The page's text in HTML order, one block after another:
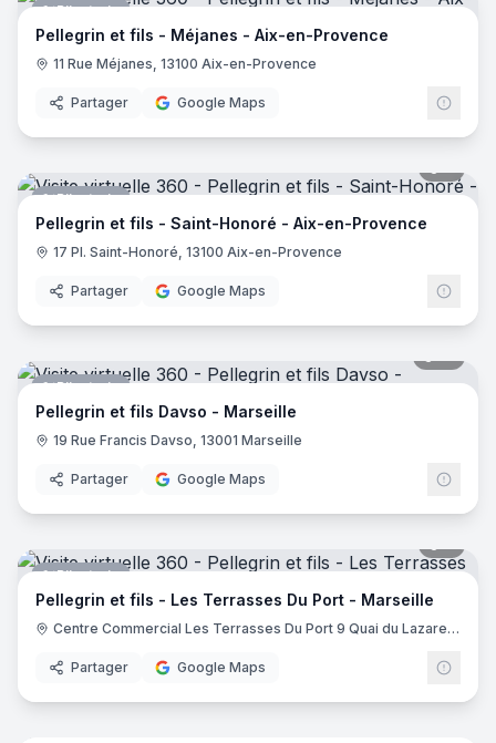
Bijouterie
Pellegrin et fils - Méjanes - Aix-en-Provence
11 Rue Méjanes, 13100 Aix-en-Provence
Partager Google Maps
Bijouterie
Pellegrin et fils - Saint-Honoré - Aix-en-Provence
17 Pl. Saint-Honoré, 13100 Aix-en-Provence
Partager Google Maps
Bijouterie
Pellegrin et fils Davso - Marseille
19 Rue Francis Davso, 13001 Marseille
Partager Google Maps
Bijouterie
Pellegrin et fils - Les Terrasses Du Port - Marseille
Centre Commercial Les Terrasses Du Port 9 Quai du Lazaret, 13002 Marseille
Partager Google Maps
8